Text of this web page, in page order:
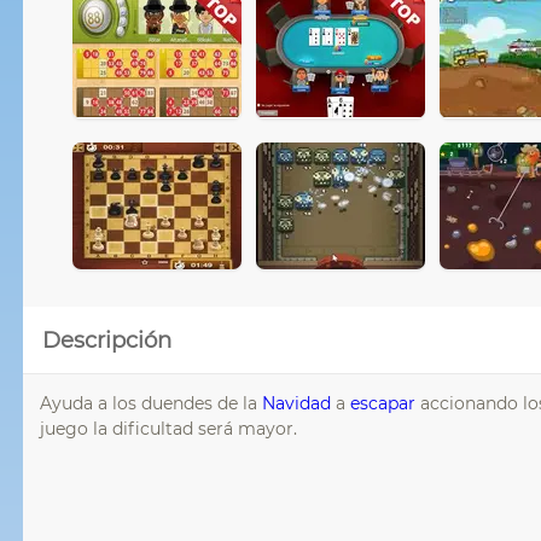
Descripción
Ayuda a los duendes de la Navidad a escapar accionando
juego la dificultad será mayor.